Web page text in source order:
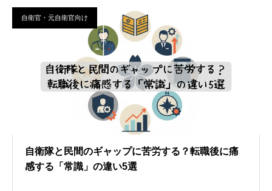
自衛官・元自衛官向け
自衛隊と民間のギャップに苦労する？転職後に痛
感する「常識」の違い5選